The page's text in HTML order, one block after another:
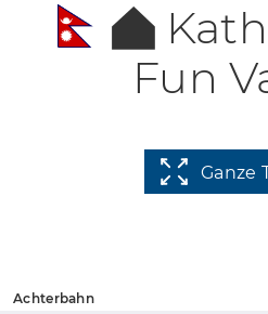
Fun
Ganze
Achterbahn